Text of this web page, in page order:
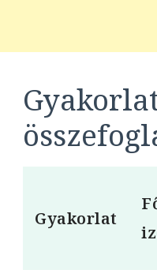
Gyakorlat